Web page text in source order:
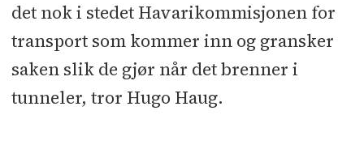
det nok i stedet Havarikommisjonen for
transport som kommer inn og gransker
saken slik de gjør når det brenner i
tunneler, tror Hugo Haug.